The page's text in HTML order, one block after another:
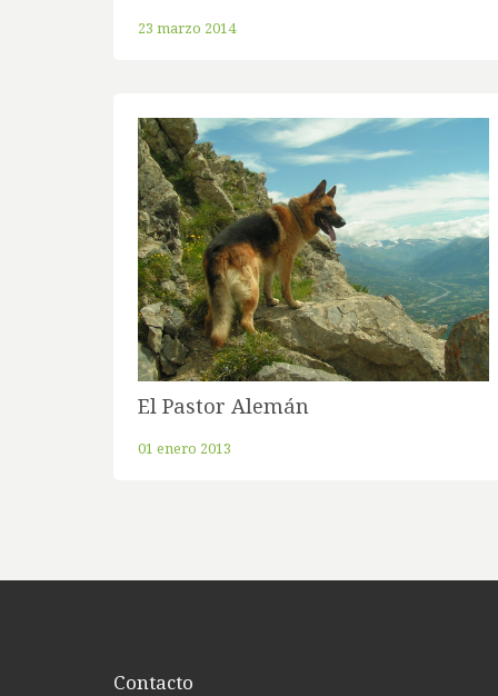
23 marzo 2014
El Pastor Alemán
01 enero 2013
Contacto